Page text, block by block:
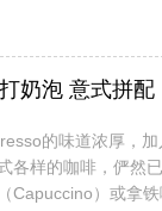
奶泡 意式拼配
的味道浓厚，
各样的咖啡，俨然
Capuccino）或拿